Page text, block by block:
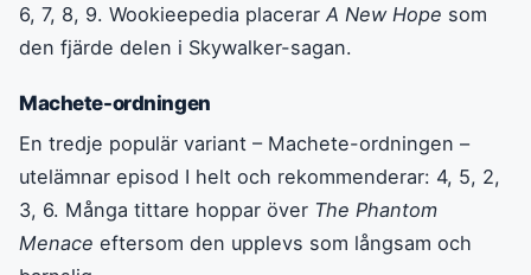
6, 7, 8, 9. Wookieepedia placerar A New Hope som
den fjärde delen i Skywalker-sagan.
Machete-ordningen
En tredje populär variant – Machete-ordningen –
utelämnar episod I helt och rekommenderar: 4, 5, 2,
3, 6. Många tittare hoppar över The Phantom
Menace eftersom den upplevs som långsam och